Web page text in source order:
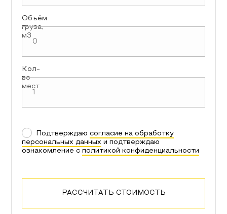
Объём
груза,
м3
Кол-
во
мест
Подтверждаю согласие на обработку
персональных данных и подтверждаю
ознакомление с политикой конфиденциальности
РАССЧИТАТЬ СТОИМОСТЬ